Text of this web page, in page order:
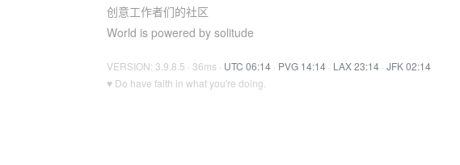
创意工作者们的社区
World is powered by solitude
VERSION: 3.9.8.5 · 36ms · UTC 06:14 · PVG 14:14 · LAX 23:14 · JFK 02:14
♥ Do have faith in what you're doing.